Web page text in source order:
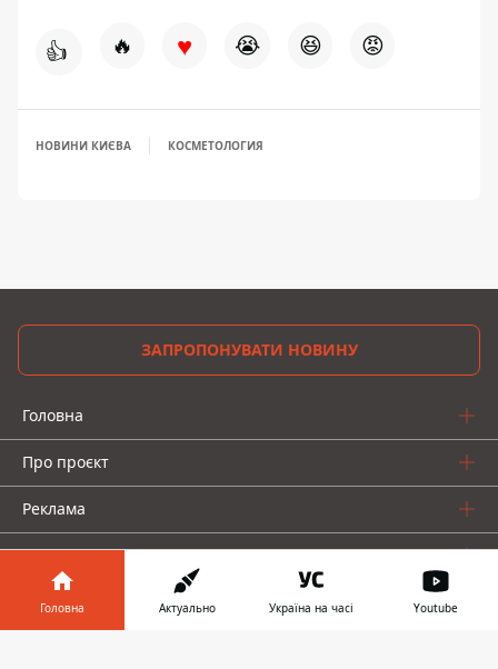
👍 🔥 ♥ 😭 😆 😡
НОВИНИ КИЄВА КОСМЕТОЛОГИЯ
ЗАПРОПОНУВАТИ НОВИНУ
Головна
Про проєкт
Реклама
Про нас
Головна Актуально Україна на часі Youtube